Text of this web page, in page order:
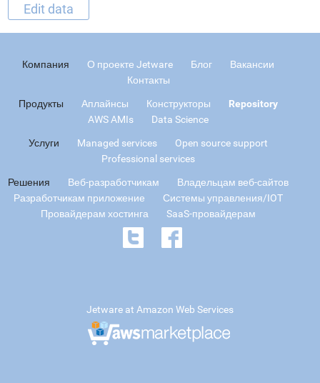
Edit data
Компания О проекте Jetware Блог
Вакансии
Контакты
Продукты Аплайнсы Конструкторы
Repository
AWS AMIs
Data Science
Услуги Managed services
Open source support
Professional services
Решения Веб-разработчикам
Владельцам веб-сайтов
Разработчикам приложение
Системы управления/IOT
Провайдерам хостинга
SaaS-провайдерам
Jetware at Amazon Web Services